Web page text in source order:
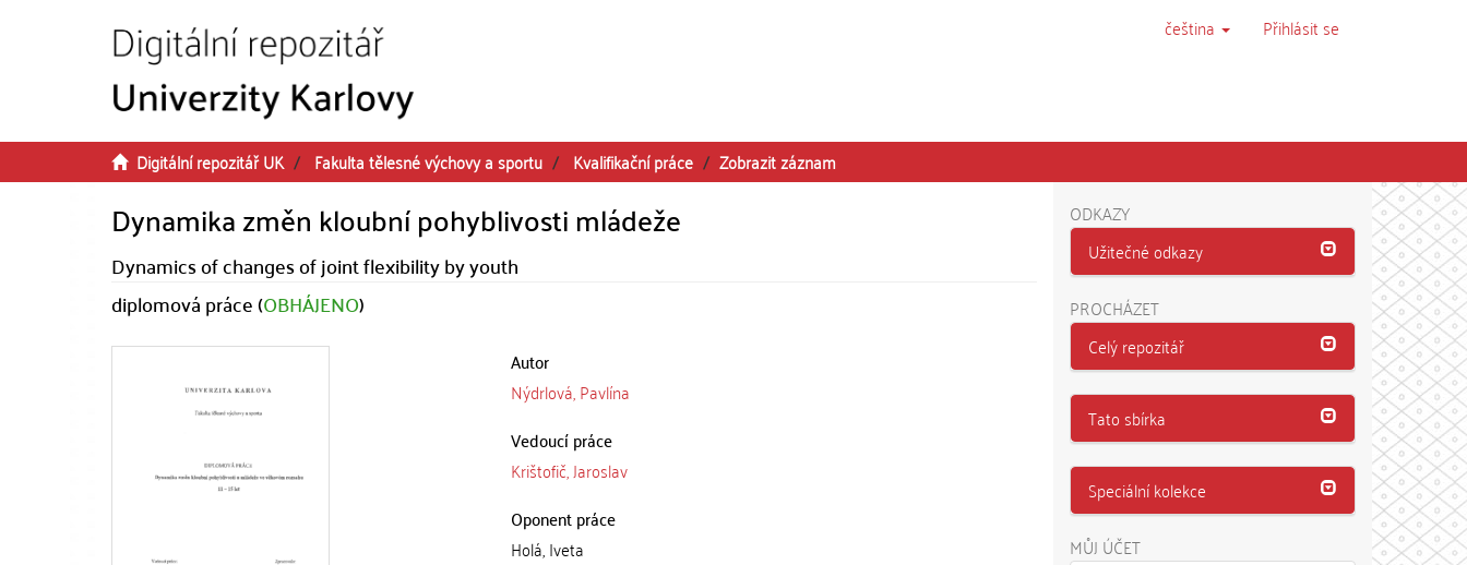
čeština Přihlásit se
Digitální repozitář UK Fakulta tělesné výchovy a sportu Kvalifikační práce Zobrazit záznam
Dynamika změn kloubní pohyblivosti mládeže
Dynamics of changes of joint flexibility by youth
diplomová práce (OBHÁJENO)
Autor
Nýdrlová, Pavlína
Vedoucí práce
Krištofič, Jaroslav
Oponent práce
Holá, Iveta
ODKAZY
Užitečné odkazy
PROCHÁZET
Celý repozitář
Tato sbírka
Speciální kolekce
MŮJ ÚČET